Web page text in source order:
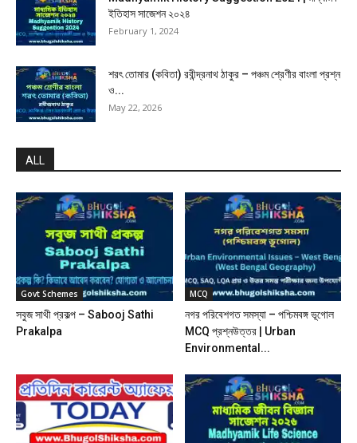
ইতিহাস সাজেশন ২০২৪
February 1, 2024
শরৎ তোমার (কবিতা) রবীন্দ্রনাথ ঠাকুর – পঞ্চম শ্রেণীর বাংলা প্রশ্ন
ও...
May 22, 2026
ALL
Govt Schemes
সবুজ সাথী প্রকল্প – Sabooj Sathi
Prakalpa
MCQ
নগর পরিবেশগত সমস্যা – পশ্চিমবঙ্গ ভূগোল
MCQ প্রশ্নউত্তর | Urban
Environmental...